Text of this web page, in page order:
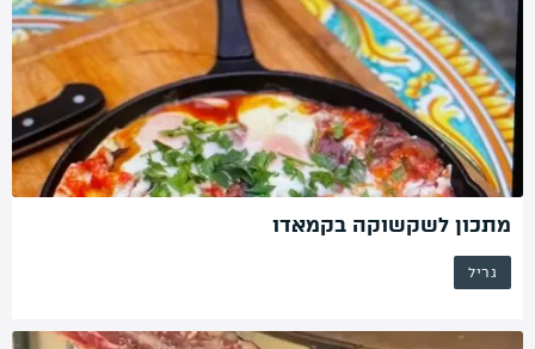
מתכון לשקשוקה בקמאדו
גריל